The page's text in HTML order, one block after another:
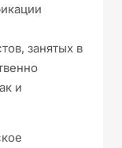
занятых в
и